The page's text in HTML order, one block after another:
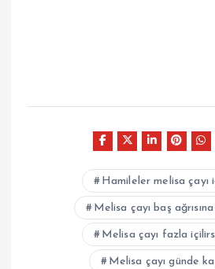
Hamileler melisa çayı
Melisa çayı baş
Melisa çayı fazla
Melisa çayı günde